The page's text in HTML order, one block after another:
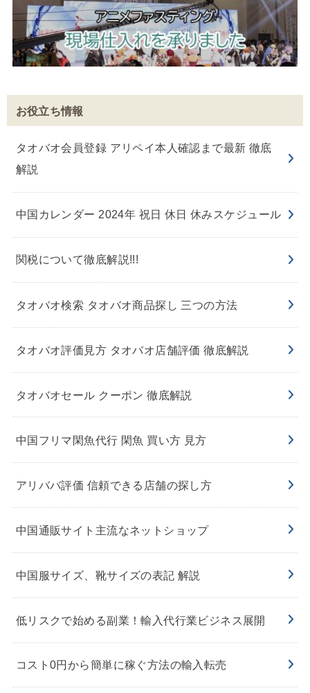
お役立ち情報
タオバオ会員登録 アリペイ本人確認まで最新 徹底
解説
中国カレンダー 2024年 祝日 休日 休みスケジュール
関税について徹底解説!!!
タオバオ検索 タオバオ商品探し 三つの方法
タオバオ評価見方 タオバオ店舗評価 徹底解説
タオバオセール クーポン 徹底解説
中国フリマ閑魚代行 閑魚 買い方 見方
アリババ評価 信頼できる店舗の探し方
中国通販サイト主流なネットショップ
中国服サイズ、靴サイズの表記 解説
低リスクで始める副業！輸入代行業ビジネス展開
コスト0円から簡単に稼ぐ方法の輸入転売